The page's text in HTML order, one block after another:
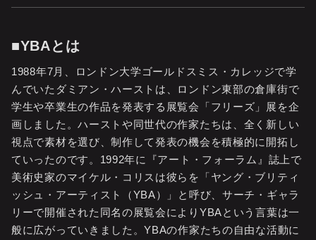
■YBAとは
1988年7月、ロンドン大学ゴールドスミス・カレッジで学
んでいたダミアン・ハーストは、ロンドン東部の倉庫街で
学生や卒業生の作品を発表する展覧会「フリーズ」展を企
画しました。ハーストや同世代の作家たちは、全く新しい
視点で素材を選び、制作して発表の機会を積極的に開拓し
ていったのです。1992年に『アート・フォーラム』誌上で
美術史家のマイケル・コリスは彼らを「ヤング・ブリティ
ッシュ・アーティスト（YBA）」と呼び、サーチ・ギャラ
リーで開催された同名の展覧会によりYBAという言葉は一
般に広がっていきました。YBAの作家たちの自由な活動に